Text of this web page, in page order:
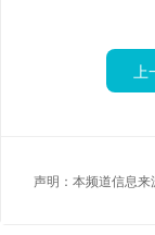
上
声明：本频道信息来